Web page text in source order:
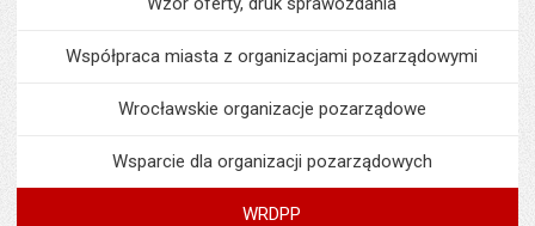
Współpraca miasta z organizacjami pozarządowymi
Wrocławskie organizacje pozarządowe
Wsparcie dla organizacji pozarządowych
WRDPP